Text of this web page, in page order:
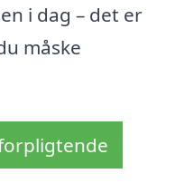
i dag – det er
måske